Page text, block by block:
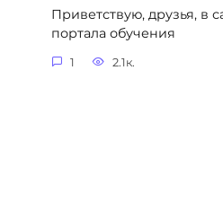
Приветствую, друзья, в
портала обучения
1 2.1к.